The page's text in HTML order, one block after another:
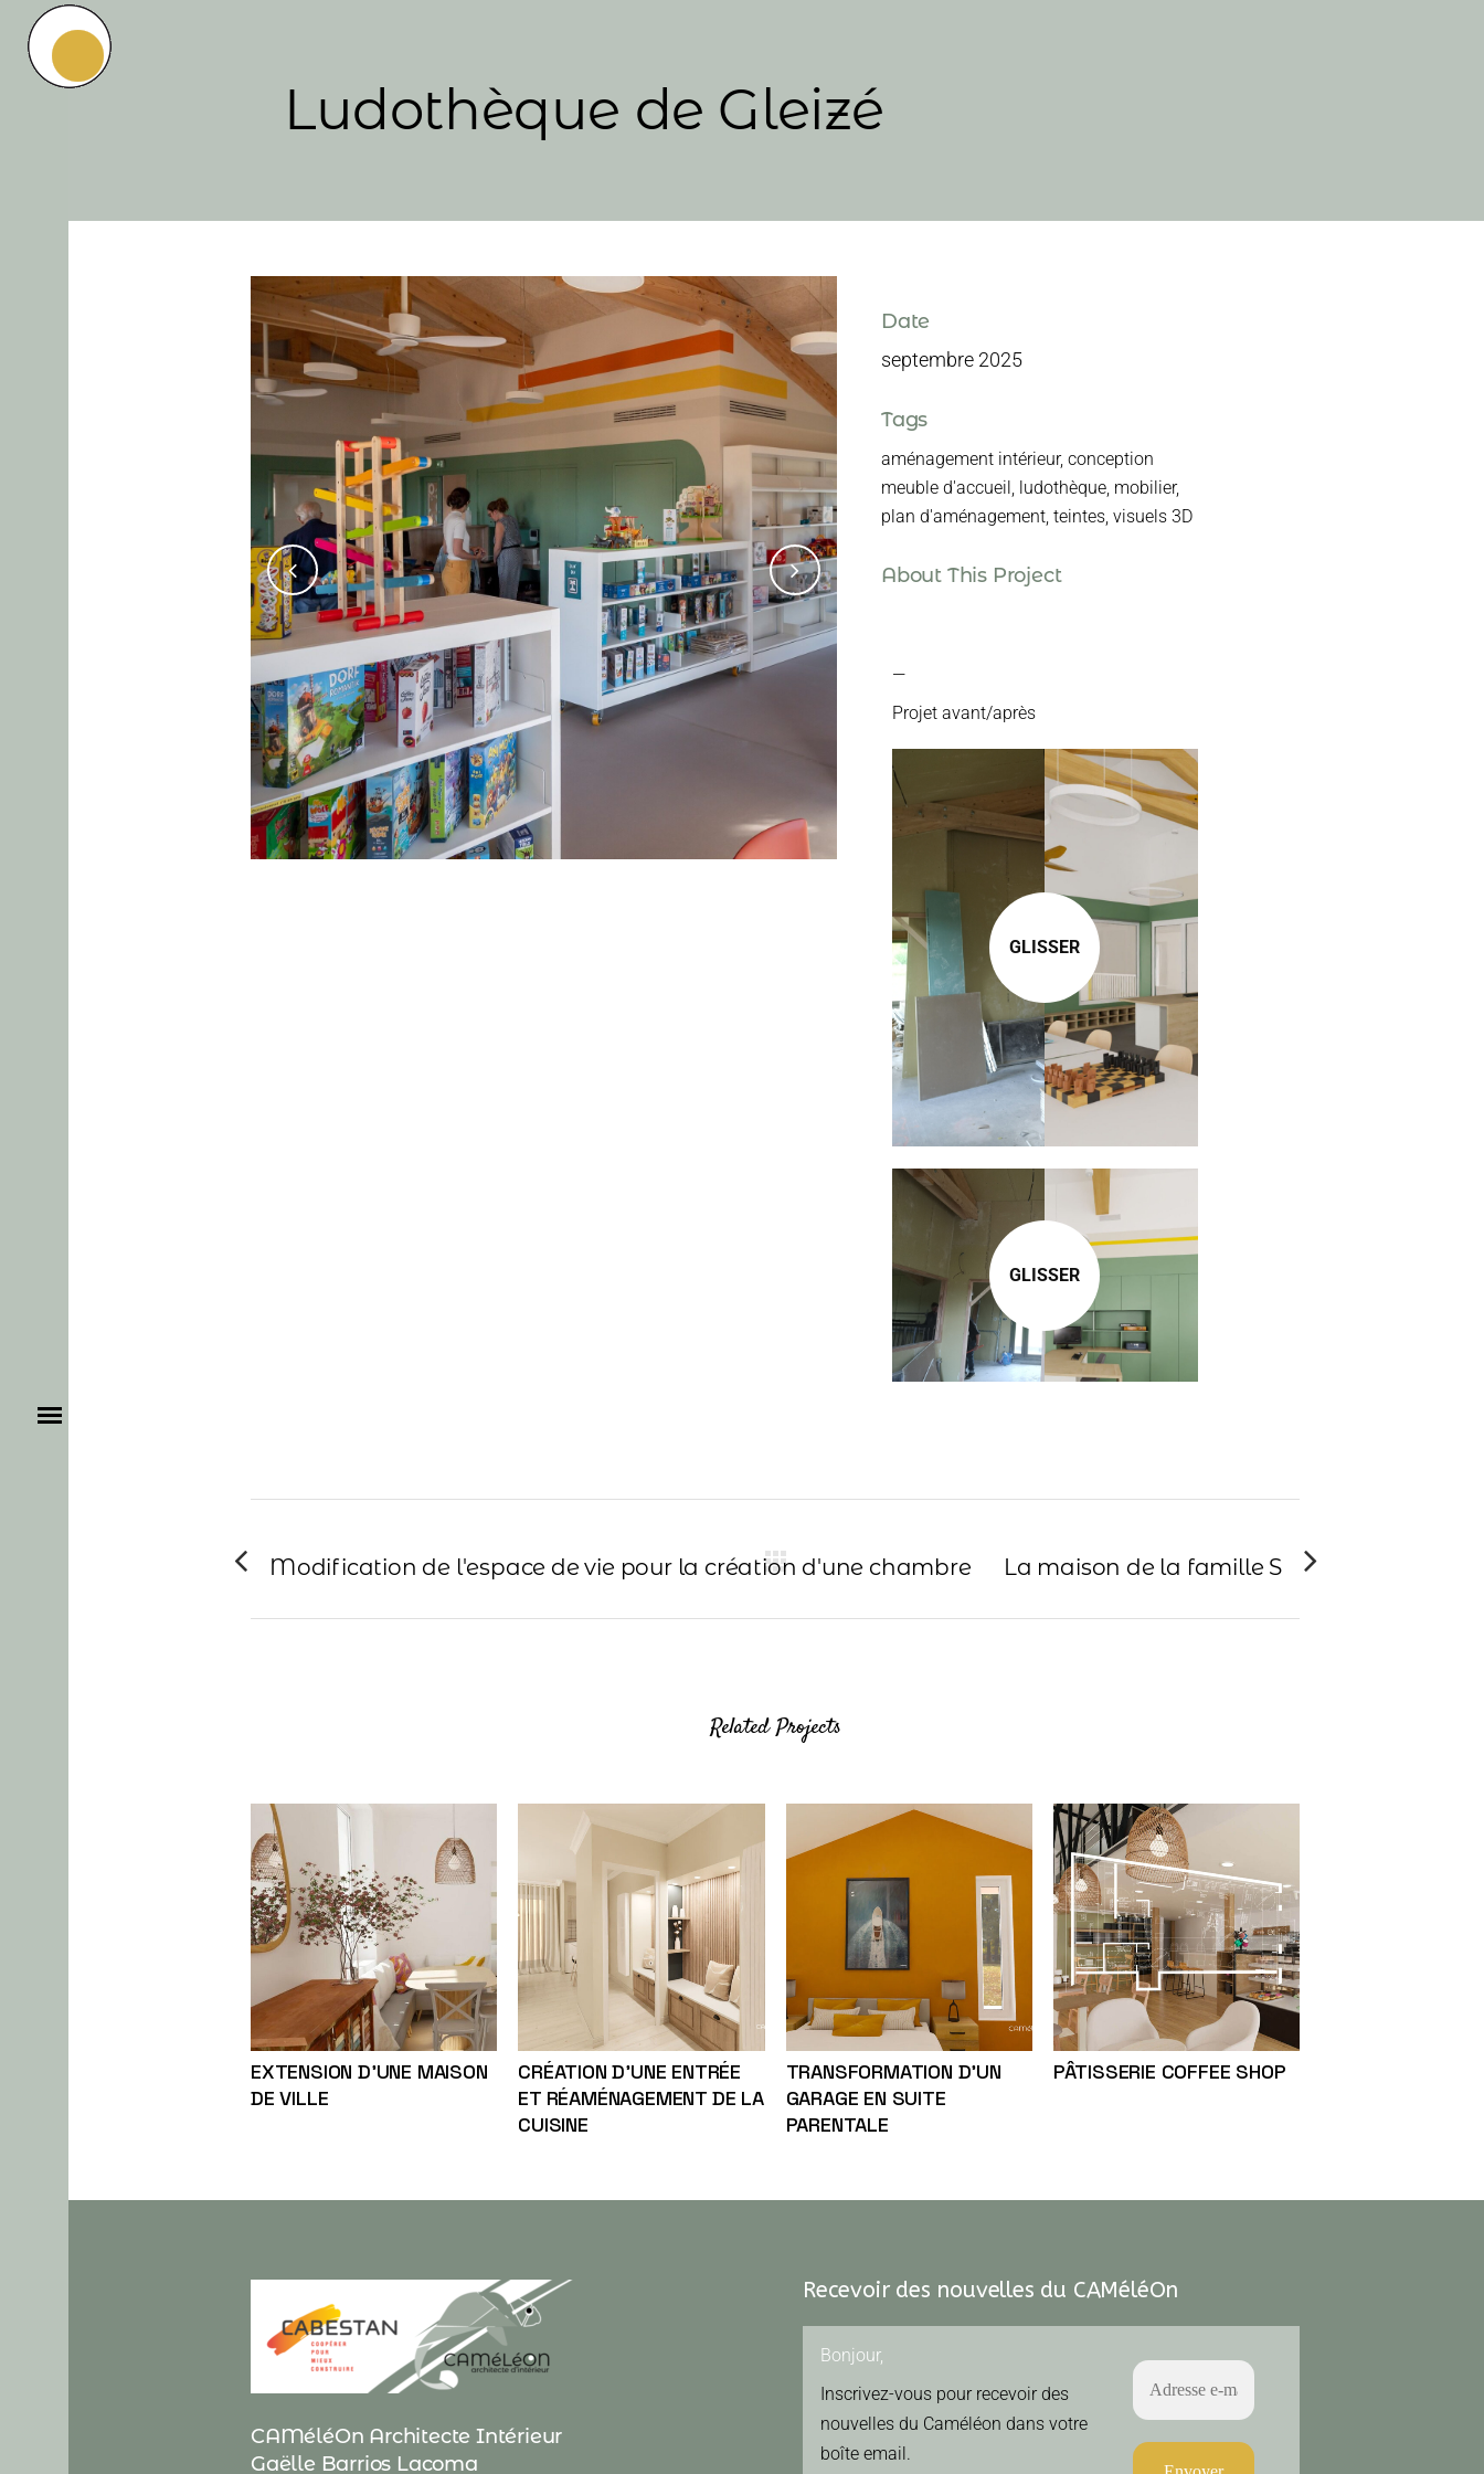
Ludothèque de Gleizé
Date
septembre 2025
Tags
aménagement intérieur, conception
meuble d'accueil, ludothèque, mobilier,
plan d'aménagement, teintes, visuels 3D
About This Project
—
Projet avant/après
GLISSER
GLISSER
Modification de l'espace de vie pour la création d'une chambre La maison de la famille S
Related Projects
View
EXTENSION D’UNE MAISON
DE VILLE
View
CRÉATION D’UNE ENTRÉE
ET RÉAMÉNAGEMENT DE LA
CUISINE
View
TRANSFORMATION D’UN
GARAGE EN SUITE
PARENTALE
View
PÂTISSERIE COFFEE SHOP
CAMéléOn Architecte Intérieur
Gaëlle Barrios Lacoma
Recevoir des nouvelles du CAMéléOn
Bonjour,
Inscrivez-vous pour recevoir des
nouvelles du Caméléon dans votre
boîte email.